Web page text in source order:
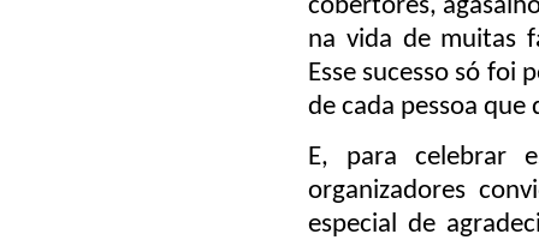
cobertores,
na vida de muitas
Esse sucesso só foi
de cada pessoa
E, para celebrar
organizadores
especial de